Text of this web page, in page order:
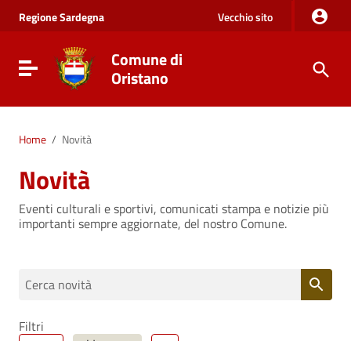
Vai alla navigazione del sito
Vai al Footer
RegioneSardegna Vecchio sito
Visualizza/nascondi menu di navigazione
Comune di
Oristano
Home / Novità
Novità
Eventi culturali e sportivi, comunicati stampa e notizie più
importanti sempre aggiornate, del nostro Comune.
Cerca novità
Filtri